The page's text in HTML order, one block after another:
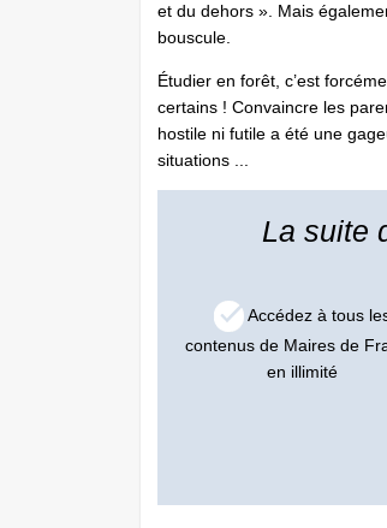
et du dehors ». Mais
bouscule.
Étudier en forêt, c’est
certains ! Convaincre les
hostile ni futile a été une
situations ...
La suite
Accédez à tous
contenus de Maires de
en illimité